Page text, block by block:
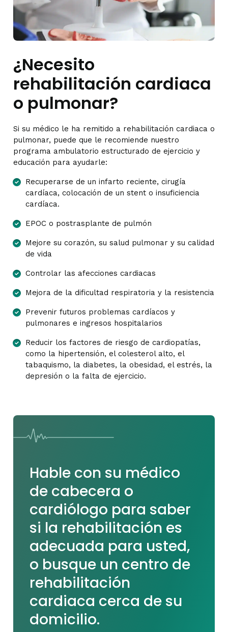
¿Necesito
rehabilitación cardiaca
o pulmonar?
Si su médico le ha remitido a rehabilitación cardiaca o
pulmonar, puede que le recomiende nuestro
programa ambulatorio estructurado de ejercicio y
educación para ayudarle:
Recuperarse de un infarto reciente, cirugía
cardíaca, colocación de un stent o insuficiencia
cardíaca.
EPOC o postrasplante de pulmón
Mejore su corazón, su salud pulmonar y su calidad
de vida
Controlar las afecciones cardiacas
Mejora de la dificultad respiratoria y la resistencia
Prevenir futuros problemas cardíacos y
pulmonares e ingresos hospitalarios
Reducir los factores de riesgo de cardiopatías,
como la hipertensión, el colesterol alto, el
tabaquismo, la diabetes, la obesidad, el estrés, la
depresión o la falta de ejercicio.
Hable con su médico
de cabecera o
cardiólogo para saber
si la rehabilitación es
adecuada para usted,
o busque un centro de
rehabilitación
cardiaca cerca de su
domicilio.